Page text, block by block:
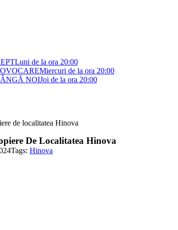
Luni de la ora 20:00
Miercuri de la ora 20:00
NOIJoi de la ora 20:00
de localitatea Hinova
De Localitatea Hinova
Tags: Hinova